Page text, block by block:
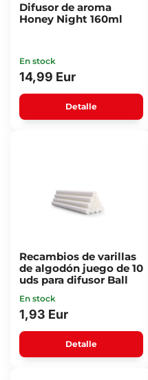
Difusor de aroma
Honey Night 160ml
En stock
14,99 Eur
Detalle
Recambios de varillas
de algodón juego de 10
uds para difusor Ball
En stock
1,93 Eur
Detalle